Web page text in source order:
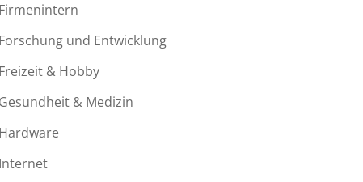
Firmenintern
Forschung und Entwicklung
Freizeit & Hobby
Gesundheit & Medizin
Hardware
Internet